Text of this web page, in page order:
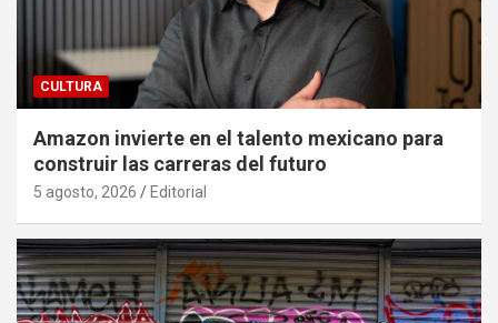
CULTURA
Amazon invierte en el talento mexicano para
construir las carreras del futuro
5 agosto, 2026 Editorial